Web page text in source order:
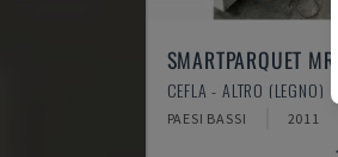
SMARTPARQUET
CEFLA - ALTRO (LEGNO)
PAESI BASSI 2011